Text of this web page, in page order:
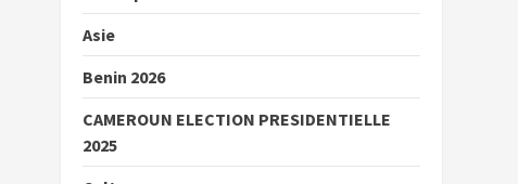
Asie
Benin 2026
CAMEROUN ELECTION PRESIDENTIELLE
2025